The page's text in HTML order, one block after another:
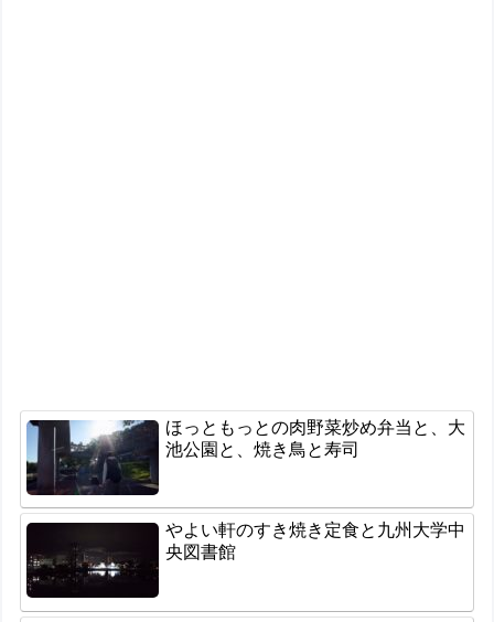
ほっともっとの肉野菜炒め弁当と、大
池公園と、焼き鳥と寿司
やよい軒のすき焼き定食と九州大学中
央図書館